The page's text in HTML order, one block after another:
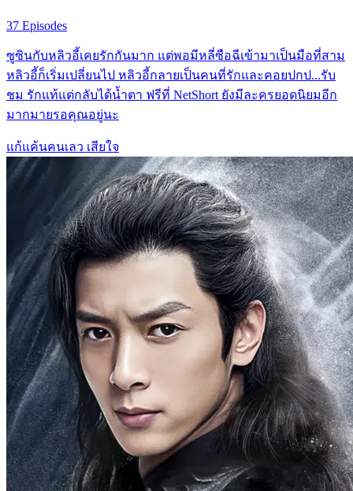
37 Episodes
ซูซินกับหลิวอี้เคยรักกันมาก แต่พอมีหลี่ซือฉีเข้ามาเป็นมือที่สาม
หลิวอี้ก็เริ่มเปลี่ยนไป หลิวอี้กลายเป็นคนที่รักและคอยปกป...รับ
ชม รักแท้แต่กลับได้น้ำตา ฟรีที่ NetShort ยังมีละครยอดนิยมอีก
มากมายรอคุณอยู่นะ
แก้แค้นคนเลว เสียใจ